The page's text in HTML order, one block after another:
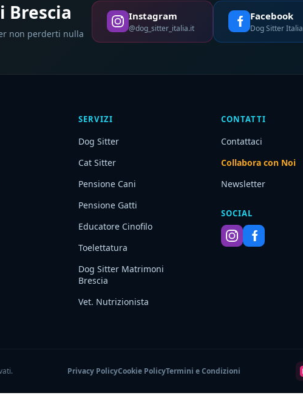
Brescia
non perderti nulla
Instagram
@dog_sitter_italia.it
Facebook
Dog Sitter Italia
SERVIZI
Dog Sitter
Cat Sitter
Pensione Cani
Pensione Gatti
Educatore Cinofilo
Toelettatura
Dog Sitter Matrimoni
Brescia
Vet. Nutrizionista
CONTATTI
Contattaci
Collabora con Noi
Newsletter
SOCIAL
Privacy PolicyCookie PolicyTermini e Condizioni